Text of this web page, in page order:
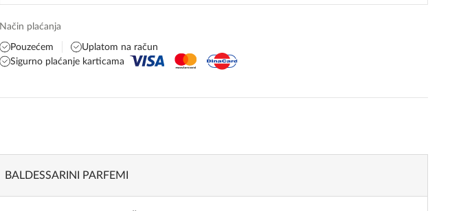
Način plaćanja
Pouzećem
Uplatom na račun
Sigurno plaćanje karticama
BALDESSARINI PARFEMI